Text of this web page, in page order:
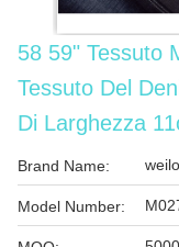
58 59" Tessuto
Tessuto Del
Di Larghezza
Brand Name:
Model Number: